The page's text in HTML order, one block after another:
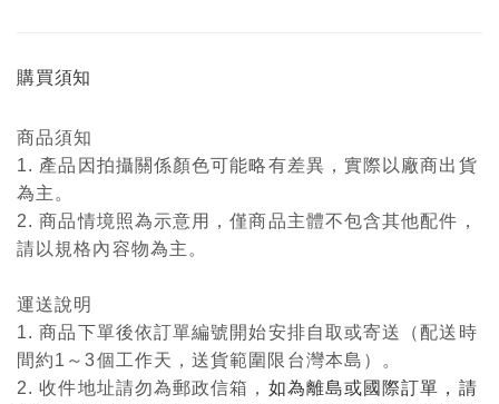
購買須知
商品須知
1. 產品因拍攝關係顏色可能略有差異，實際以廠商出貨
為主。
2. 商品情境照為示意用，僅商品主體不包含其他配件，
請以規格內容物為主。
運送說明
1. 商品下單後依訂單編號開始安排自取或寄送（配送時
間約1～3個工作天，送貨範圍限台灣本島）。
2. 收件地址請勿為郵政信箱， 如為離島或國際訂單，請